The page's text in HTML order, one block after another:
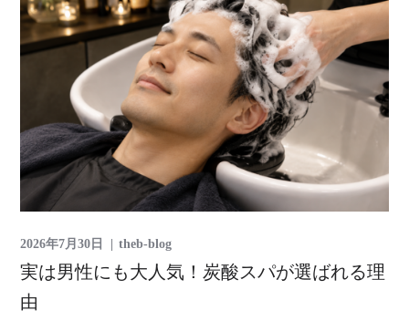
2026年7月30日 theb-blog
実は男性にも大人気！炭酸スパが選ばれる理
由